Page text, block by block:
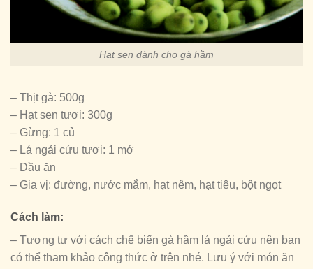
Hạt sen dành cho gà hầm
– Thịt gà: 500g
– Hạt sen tươi: 300g
– Gừng: 1 củ
– Lá ngải cứu tươi: 1 mớ
– Dầu ăn
– Gia vị: đường, nước mắm, hạt nêm, hạt tiêu, bột ngọt
Cách làm:
– Tương tự với cách chế biến gà hầm lá ngải cứu nên bạn
có thể tham khảo công thức ở trên nhé. Lưu ý với món ăn